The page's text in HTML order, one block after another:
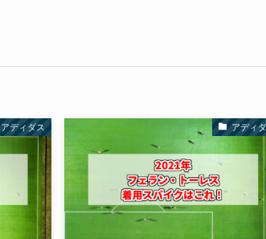
アディダス アディ